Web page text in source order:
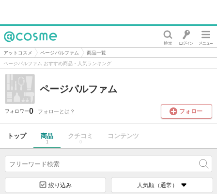
@cosme
アットコスメ ページパルファム
商品一覧
ページパルファム おすすめ商品・人気ランキング
ページパルファム
フォロワー0 フォローとは？ フォロー
トップ 商品
1
クチコミ
0
コンテンツ
絞り込み 人気順（通常）